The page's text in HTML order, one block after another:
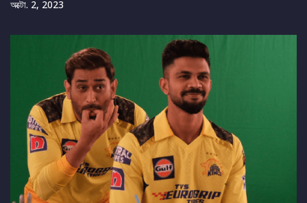
অক্টো. 2, 2023